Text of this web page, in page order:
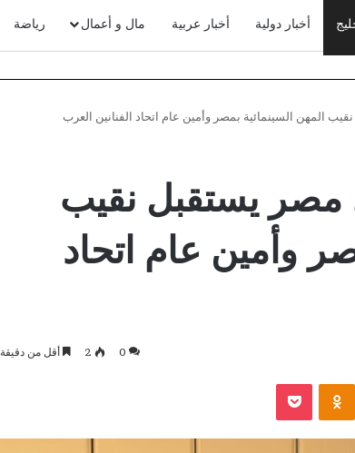
أخبار دولية أخبار عربية مال و أعمال رياضة
المهن السينمائية بمصر وأمين عام اتحاد الفنانين العرب
مصر يستقبل نقيب
وأمين عام اتحاد
0
2 أقل من دقيقة
Odnoklassniki
بوكيت